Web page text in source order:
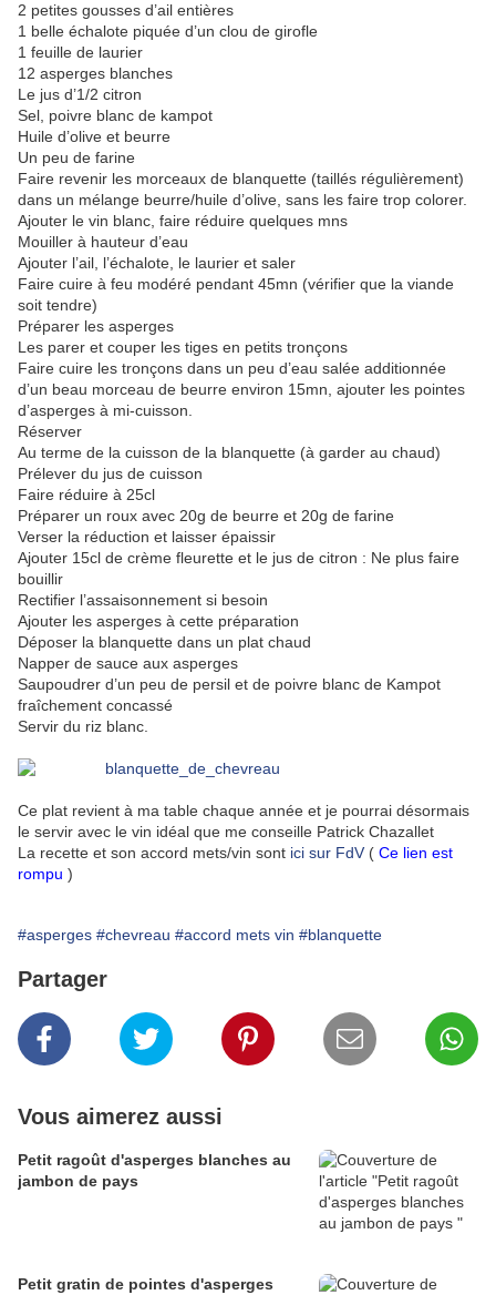
2 petites gousses d’ail entières
1 belle échalote piquée d’un clou de girofle
1 feuille de laurier
12 asperges blanches
Le jus d’1/2 citron
Sel, poivre blanc de kampot
Huile d’olive et beurre
Un peu de farine
Faire revenir les morceaux de blanquette (taillés régulièrement)
dans un mélange beurre/huile d’olive, sans les faire trop colorer.
Ajouter le vin blanc, faire réduire quelques mns
Mouiller à hauteur d’eau
Ajouter l’ail, l’échalote, le laurier et saler
Faire cuire à feu modéré pendant 45mn (vérifier que la viande
soit tendre)
Préparer les asperges
Les parer et couper les tiges en petits tronçons
Faire cuire les tronçons dans un peu d’eau salée additionnée
d’un beau morceau de beurre environ 15mn, ajouter les pointes
d’asperges à mi-cuisson.
Réserver
Au terme de la cuisson de la blanquette (à garder au chaud)
Prélever du jus de cuisson
Faire réduire à 25cl
Préparer un roux avec 20g de beurre et 20g de farine
Verser la réduction et laisser épaissir
Ajouter 15cl de crème fleurette et le jus de citron : Ne plus faire
bouillir
Rectifier l’assaisonnement si besoin
Ajouter les asperges à cette préparation
Déposer la blanquette dans un plat chaud
Napper de sauce aux asperges
Saupoudrer d’un peu de persil et de poivre blanc de Kampot
fraîchement concassé
Servir du riz blanc.
Ce plat revient à ma table chaque année et je pourrai désormais
le servir avec le vin idéal que me conseille Patrick Chazallet
La recette et son accord mets/vin sont ici sur FdV ( Ce lien est
rompu )
#asperges #chevreau #accord mets vin #blanquette
Partager
Vous aimerez aussi
Petit ragoût d'asperges blanches au
jambon de pays
Petit gratin de pointes d'asperges